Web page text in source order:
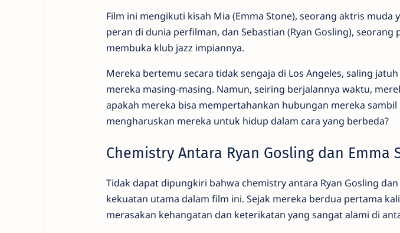
Film ini mengikuti kisah Mia (Emma Stone), seorang aktris
peran di dunia perfilman, dan Sebastian (Ryan Gosling),
membuka klub jazz impiannya.
Mereka bertemu secara tidak sengaja di Los Angeles, saling
mereka masing-masing. Namun, seiring berjalannya waktu,
apakah mereka bisa mempertahankan hubungan mereka
mengharuskan mereka untuk hidup dalam cara yang berbeda?
Chemistry Antara Ryan Gosling dan Emma
Tidak dapat dipungkiri bahwa chemistry antara Ryan Gosling
kekuatan utama dalam film ini. Sejak mereka berdua pertama
merasakan kehangatan dan keterikatan yang sangat alami di